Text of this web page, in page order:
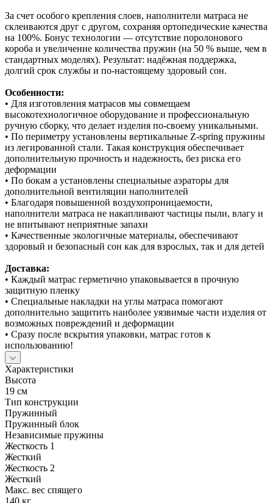
За счет особого крепления слоев, наполнители матраса не
склеиваются друг с другом, сохраняя ортопедические качества
на 100%. Бонус технологии — отсутствие поролонового
короба и увеличение количества пружин (на 50 % выше, чем в
стандартных моделях). Результат: надёжная поддержка,
долгий срок службы и по‑настоящему здоровый сон.
Особенности:
• Для изготовления матрасов мы совмещаем
высокотехнологичное оборудование и профессиональную
ручную сборку, что делает изделия по-своему уникальными.
• По периметру установлены вертикальные Z-spring пружины
из легированной стали. Такая конструкция обеспечивает
дополнительную прочность и надежность, без риска его
деформации
• По бокам а установлены специальные аэраторы для
дополнительной вентиляции наполнителей
• Благодаря повышенной воздухопроницаемости,
наполнители матраса не накапливают частицы пыли, влагу и
не впитывают неприятные запахи
• Качественные экологичные материалы, обеспечивают
здоровый и безопасный сон как для взрослых, так и для детей
Доставка:
• Каждый матрас герметично упаковывается в прочную
защитную пленку
• Специальные накладки на углы матраса помогают
дополнительно защитить наиболее уязвимые части изделия от
возможных повреждений и деформации
• Сразу после вскрытия упаковки, матрас готов к
использованию!
Характеристики
Высота
19 см
Тип конструкции
Пружинный
Пружинный блок
Независимые пружины
Жесткость 1
Жесткий
Жесткость 2
Жесткий
Макс. вес спящего